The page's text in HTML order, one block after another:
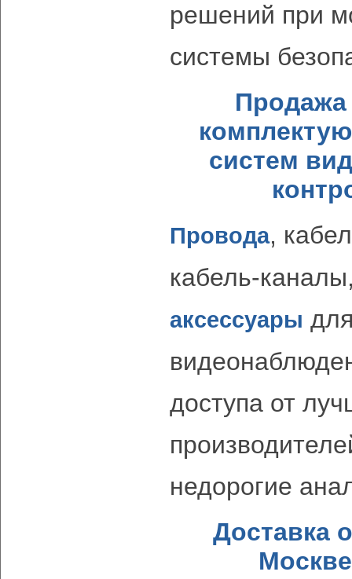
решений при
системы
Продажа
систем
Провода,
кабель-
аксессуары
доступа от
недорогие
Доставка